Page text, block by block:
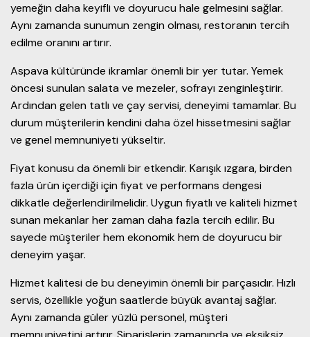
yemeğin daha keyifli ve doyurucu hale gelmesini sağlar.
Aynı zamanda sunumun zengin olması, restoranın tercih
edilme oranını artırır.
Aspava kültüründe ikramlar önemli bir yer tutar. Yemek
öncesi sunulan salata ve mezeler, sofrayı zenginleştirir.
Ardından gelen tatlı ve çay servisi, deneyimi tamamlar. Bu
durum müşterilerin kendini daha özel hissetmesini sağlar
ve genel memnuniyeti yükseltir.
Fiyat konusu da önemli bir etkendir. Karışık ızgara, birden
fazla ürün içerdiği için fiyat ve performans dengesi
dikkatle değerlendirilmelidir. Uygun fiyatlı ve kaliteli hizmet
sunan mekanlar her zaman daha fazla tercih edilir. Bu
sayede müşteriler hem ekonomik hem de doyurucu bir
deneyim yaşar.
Hizmet kalitesi de bu deneyimin önemli bir parçasıdır. Hızlı
servis, özellikle yoğun saatlerde büyük avantaj sağlar.
Aynı zamanda güler yüzlü personel, müşteri